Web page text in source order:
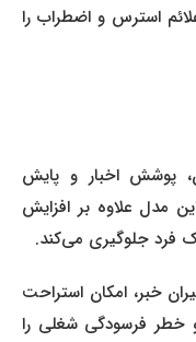
استرس و اضطراب را
پوشش اخبار و پایش
علاوه بر افزایش
جلوگیری می‌کند.
خبر، امکان استراحت
فرسودگی شغلی را